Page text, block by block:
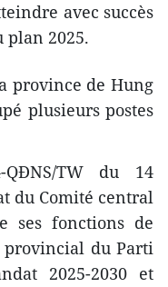
avec succès
plan 2025.
province de Hung
plusieurs postes
TW du 14
du Comité central
ses fonctions de
provincial du Parti
2025-2030 et